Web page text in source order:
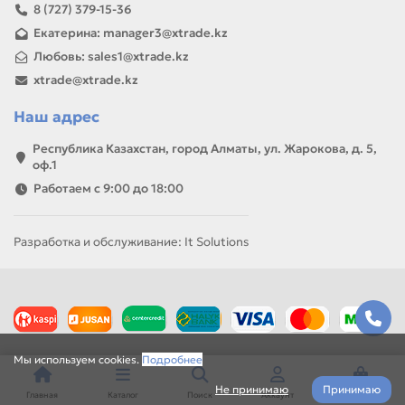
Мы используем cookies. Подробнее
Не принимаю Принимаю
8 (727) 379-15-36
Екатерина: manager3@xtrade.kz
Любовь: sales1@xtrade.kz
xtrade@xtrade.kz
Наш адрес
Республика Казахстан, город Алматы, ул. Жарокова, д. 5,
оф.1
Работаем с 9:00 до 18:00
Разработка и обслуживание: It Solutions
Главная Каталог Поиск Аккаунт Корзина